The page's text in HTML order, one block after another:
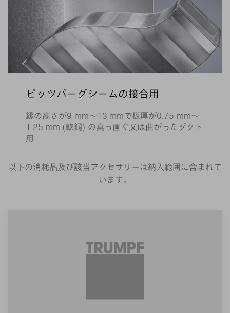
ピッツバーグシームの接合用
縁の高さが9 mm～13 mmで板厚が0.75 mm～
1.25 mm (軟鋼) の真っ直ぐ又は曲がったダクト
用
以下の消耗品及び該当アクセサリーは納入範囲に含まれて
います。